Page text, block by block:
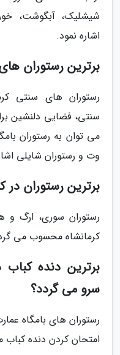
شیشلیک، آبگوشت،
اشاره نمود.
برترین رستوران
رستوران های سنتی
سنتی، فضایی دلنشین
می توان به رستوران
وت و رستوران شایلی
برترین رستوران در
رستوران سوری، ارگ و
کرمانشاه محسوب می
برترین دنده کباب
سرو می گردد؟
رستوران های بامگاه
امتحان کردن دنده